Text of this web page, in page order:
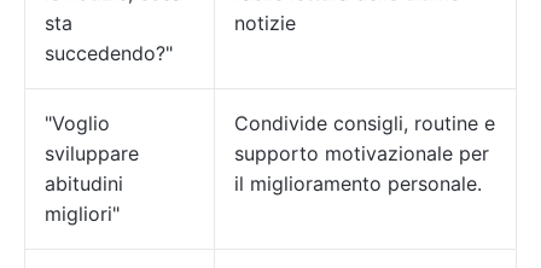
sta
succedendo?"
notizie
"Voglio
sviluppare
abitudini
migliori"
Condivide consigli, routine e
supporto motivazionale per
il miglioramento personale.